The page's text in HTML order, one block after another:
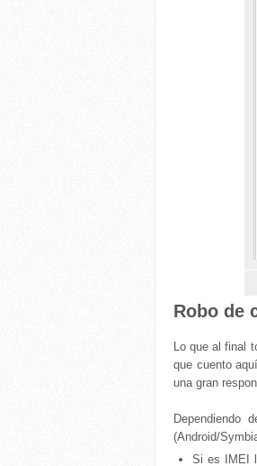
Robo de
Lo que al final
que cuento
una gran
Dependiendo
(Android/
Si es IMEI